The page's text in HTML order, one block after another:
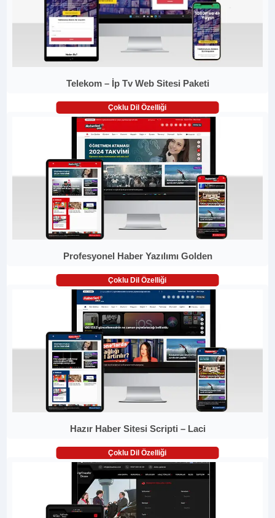
Telekom – İp Tv Web Sitesi Paketi
Çoklu Dil Özelliği
Profesyonel Haber Yazılımı Golden
Çoklu Dil Özelliği
Hazır Haber Sitesi Scripti – Laci
Çoklu Dil Özelliği